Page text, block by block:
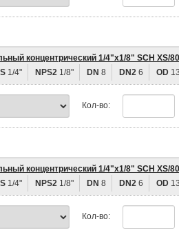
концентрический 1/4"х1/8" SCH XS/
1/4" NPS2 1/8" DN 8 DN2 6 OD
Кол-во:
концентрический 1/4"х1/8" SCH XS/
1/4" NPS2 1/8" DN 8 DN2 6 OD
Кол-во: